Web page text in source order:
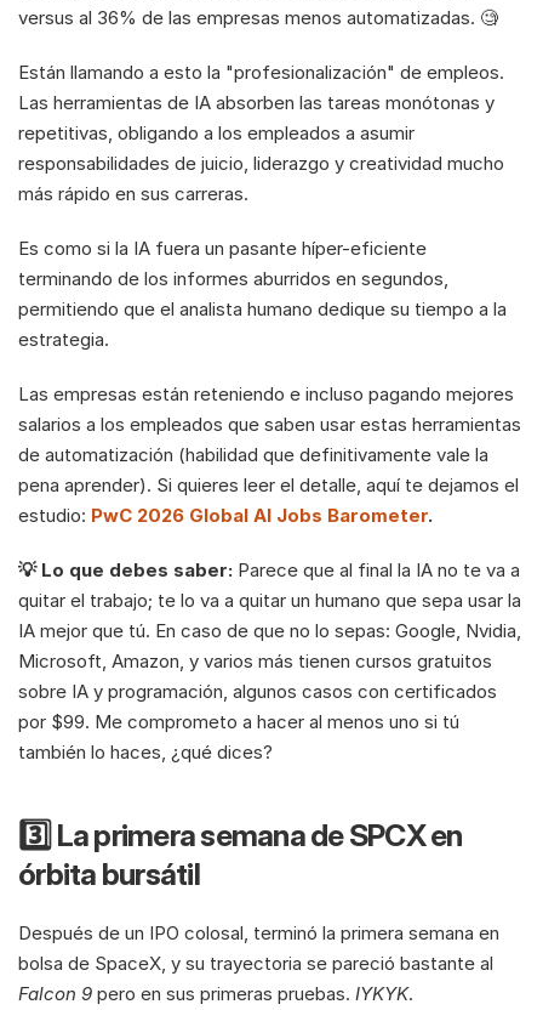
versus al 36% de las empresas menos automatizadas. 🧐
Están llamando a esto la "profesionalización" de empleos.
Las herramientas de IA absorben las tareas monótonas y
repetitivas, obligando a los empleados a asumir
responsabilidades de juicio, liderazgo y creatividad mucho
más rápido en sus carreras.
Es como si la IA fuera un pasante híper-eficiente
terminando de los informes aburridos en segundos,
permitiendo que el analista humano dedique su tiempo a la
estrategia.
Las empresas están reteniendo e incluso pagando mejores
salarios a los empleados que saben usar estas herramientas
de automatización (habilidad que definitivamente vale la
pena aprender). Si quieres leer el detalle, aquí te dejamos el
estudio: PwC 2026 Global AI Jobs Barometer.
💡 Lo que debes saber: Parece que al final la IA no te va a
quitar el trabajo; te lo va a quitar un humano que sepa usar la
IA mejor que tú. En caso de que no lo sepas: Google, Nvidia,
Microsoft, Amazon, y varios más tienen cursos gratuitos
sobre IA y programación, algunos casos con certificados
por $99. Me comprometo a hacer al menos uno si tú
también lo haces, ¿qué dices?
3️⃣ La primera semana de SPCX en
órbita bursátil
Después de un IPO colosal, terminó la primera semana en
Falcon 9 pero en sus primeras pruebas. IYKYK.